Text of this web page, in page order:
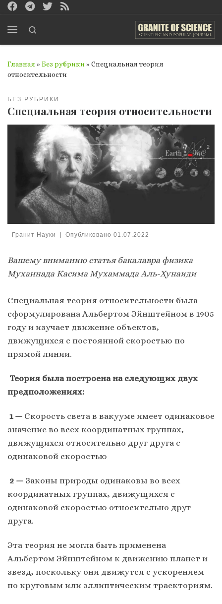
Перейти к содержимому
Главная » Без рубрики » Специальная теория
относительности
БЕЗ РУБРИКИ
Специальная теория относительности
- Гранит Науки | Опубликовано01.07.2022
Вашему вниманию статья бакалавра физика
Муханнада Касима Мухаммада Аль-Хунаиди
Специальная теория относительности была
сформулирована Альбертом Эйнштейном в 1905
году и изучает движение объектов,
движущихся с постоянной скоростью по
прямой линии.
Теория была построена на следующих двух
предположениях:
1 — Скорость света в вакууме имеет одинаковое
значение во всех координатных группах,
движущихся относительно друг друга с
одинаковой скоростью
2 — Законы природы одинаковы во всех
координатных группах, движущихся с
одинаковой скоростью относительно друг
друга.
Эта теория не могла быть применена
Альбертом Эйнштейном к движению планет и
звезд, поскольку они движутся с ускорением
по круговым или эллиптическим траекториям.